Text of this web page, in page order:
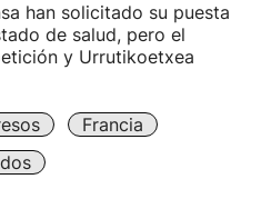
han solicitado su puesta
de salud, pero el
y Urrutikoetxea
Francia